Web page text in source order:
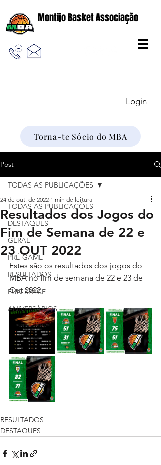
Montijo Basket Associação
Login
Torna-te Sócio do MBA
Post
TODAS AS PUBLICAÇÕES
DESTAQUES
GERAL
PRÉ-GAME
RESULTADOS
FUN SPACE
ANIVERSÁRIOS
TODAS AS PUBLICAÇÕES
Resultados dos Jogos do
Fim de Semana de 22 e
23 OUT 2022
24 de out. de 2022 1 min de leitura
Estes são os resultados dos jogos do
MBA no fim de semana de 22 e 23 de
Out 2022
RESULTADOS
DESTAQUES